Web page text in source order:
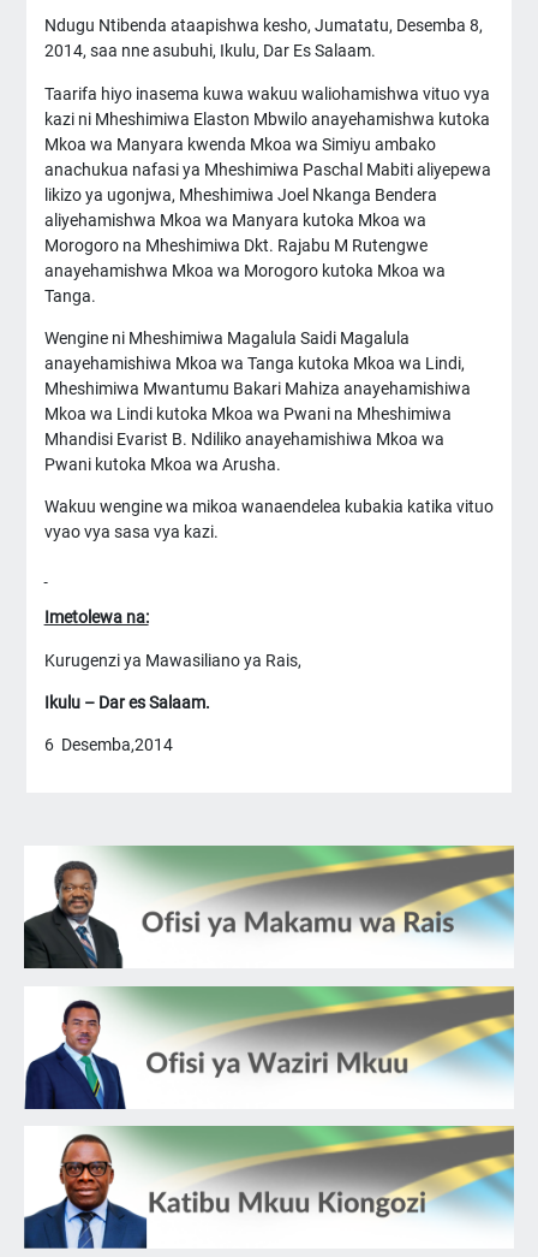
Ndugu Ntibenda ataapishwa kesho, Jumatatu, Desemba 8,
2014, saa nne asubuhi, Ikulu, Dar Es Salaam.
Taarifa hiyo inasema kuwa wakuu waliohamishwa vituo vya
kazi ni Mheshimiwa Elaston Mbwilo anayehamishwa kutoka
Mkoa wa Manyara kwenda Mkoa wa Simiyu ambako
anachukua nafasi ya Mheshimiwa Paschal Mabiti aliyepewa
likizo ya ugonjwa, Mheshimiwa Joel Nkanga Bendera
aliyehamishwa Mkoa wa Manyara kutoka Mkoa wa
Morogoro na Mheshimiwa Dkt. Rajabu M Rutengwe
anayehamishwa Mkoa wa Morogoro kutoka Mkoa wa
Tanga.
Wengine ni Mheshimiwa Magalula Saidi Magalula
anayehamishiwa Mkoa wa Tanga kutoka Mkoa wa Lindi,
Mheshimiwa Mwantumu Bakari Mahiza anayehamishiwa
Mkoa wa Lindi kutoka Mkoa wa Pwani na Mheshimiwa
Mhandisi Evarist B. Ndiliko anayehamishiwa Mkoa wa
Pwani kutoka Mkoa wa Arusha.
Wakuu wengine wa mikoa wanaendelea kubakia katika vituo
vyao vya sasa vya kazi.
Imetolewa na:
Kurugenzi ya Mawasiliano ya Rais,
Ikulu – Dar es Salaam.
6 Desemba,2014